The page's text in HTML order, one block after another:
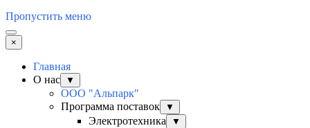
Пропустить меню
×
Главная
О нас
▼
ООО "Альпарк"
Программа поставок
▼
Электротехника ▼